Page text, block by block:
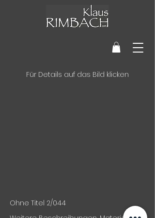
Für Details auf das Bild klicken
Ohne Titel 2/044